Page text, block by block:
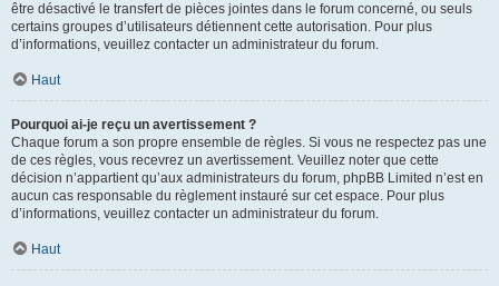
être désactivé le transfert de pièces jointes dans le forum concerné, ou seuls
certains groupes d’utilisateurs détiennent cette autorisation. Pour plus
d’informations, veuillez contacter un administrateur du forum.
Haut
Pourquoi ai-je reçu un avertissement ?
Chaque forum a son propre ensemble de règles. Si vous ne respectez pas une
de ces règles, vous recevrez un avertissement. Veuillez noter que cette
décision n’appartient qu’aux administrateurs du forum, phpBB Limited n’est en
aucun cas responsable du règlement instauré sur cet espace. Pour plus
d’informations, veuillez contacter un administrateur du forum.
Haut